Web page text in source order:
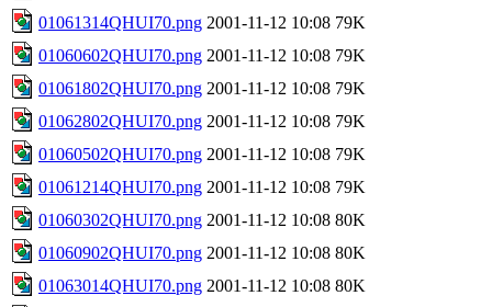
01061314QHUI70.png 2001-11-12 10:08 79K
01060602QHUI70.png 2001-11-12 10:08 79K
01061802QHUI70.png 2001-11-12 10:08 79K
01062802QHUI70.png 2001-11-12 10:08 79K
01060502QHUI70.png 2001-11-12 10:08 79K
01061214QHUI70.png 2001-11-12 10:08 79K
01060302QHUI70.png 2001-11-12 10:08 80K
01060902QHUI70.png 2001-11-12 10:08 80K
01063014QHUI70.png 2001-11-12 10:08 80K